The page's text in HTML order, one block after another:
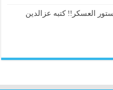
العسكر!! كتبه عزالدين